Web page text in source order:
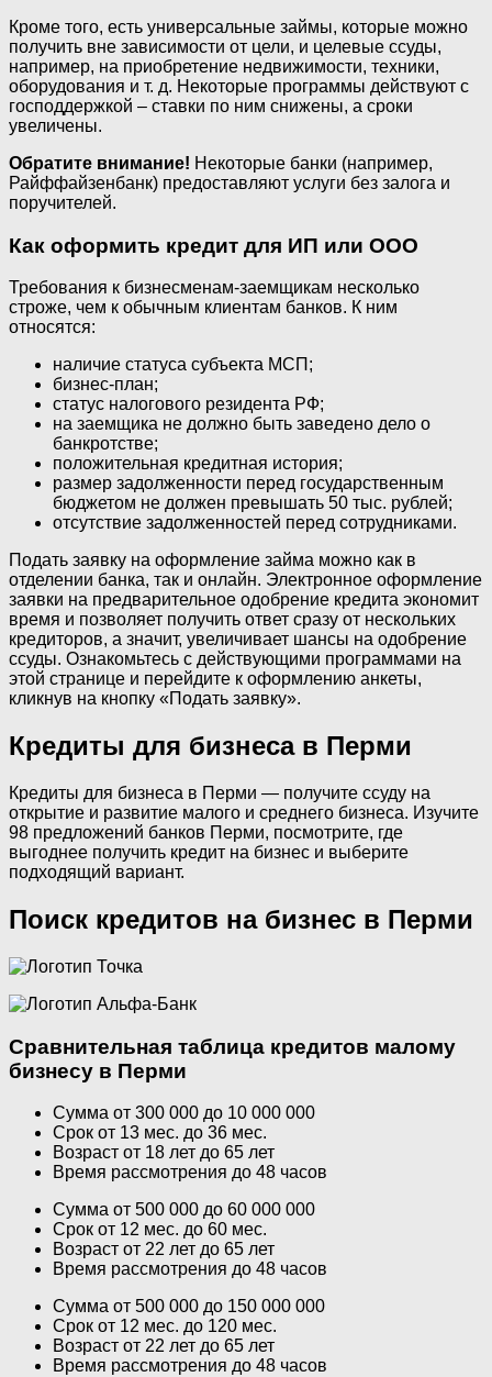
Кроме того, есть универсальные займы, которые можно
получить вне зависимости от цели, и целевые ссуды,
например, на приобретение недвижимости, техники,
оборудования и т. д. Некоторые программы действуют с
господдержкой – ставки по ним снижены, а сроки
увеличены.
Обратите внимание! Некоторые банки (например,
Райффайзенбанк) предоставляют услуги без залога и
поручителей.
Как оформить кредит для ИП или ООО
Требования к бизнесменам-заемщикам несколько
строже, чем к обычным клиентам банков. К ним
относятся:
наличие статуса субъекта МСП;
бизнес-план;
статус налогового резидента РФ;
на заемщика не должно быть заведено дело о
банкротстве;
положительная кредитная история;
размер задолженности перед государственным
бюджетом не должен превышать 50 тыс. рублей;
отсутствие задолженностей перед сотрудниками.
Подать заявку на оформление займа можно как в
отделении банка, так и онлайн. Электронное оформление
заявки на предварительное одобрение кредита экономит
время и позволяет получить ответ сразу от нескольких
кредиторов, а значит, увеличивает шансы на одобрение
ссуды. Ознакомьтесь с действующими программами на
этой странице и перейдите к оформлению анкеты,
кликнув на кнопку «Подать заявку».
Кредиты для бизнеса в Перми
Кредиты для бизнеса в Перми — получите ссуду на
открытие и развитие малого и среднего бизнеса. Изучите
98 предложений банков Перми, посмотрите, где
выгоднее получить кредит на бизнес и выберите
подходящий вариант.
Поиск кредитов на бизнес в Перми
Сравнительная таблица кредитов малому
бизнесу в Перми
Сумма от 300 000 до 10 000 000
Срок от 13 мес. до 36 мес.
Возраст от 18 лет до 65 лет
Время рассмотрения до 48 часов
Сумма от 500 000 до 60 000 000
Срок от 12 мес. до 60 мес.
Возраст от 22 лет до 65 лет
Время рассмотрения до 48 часов
Сумма от 500 000 до 150 000 000
Срок от 12 мес. до 120 мес.
Возраст от 22 лет до 65 лет
Время рассмотрения до 48 часов